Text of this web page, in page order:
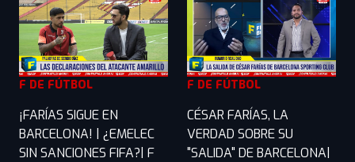
F DE FÚTBOL
¡FARÍAS SIGUE EN
BARCELONA! | ¿EMELEC
SIN SANCIONES FIFA?| F
F DE FÚTBOL
CÉSAR FARÍAS, LA
VERDAD SOBRE SU
"SALIDA" DE BARCELONA|